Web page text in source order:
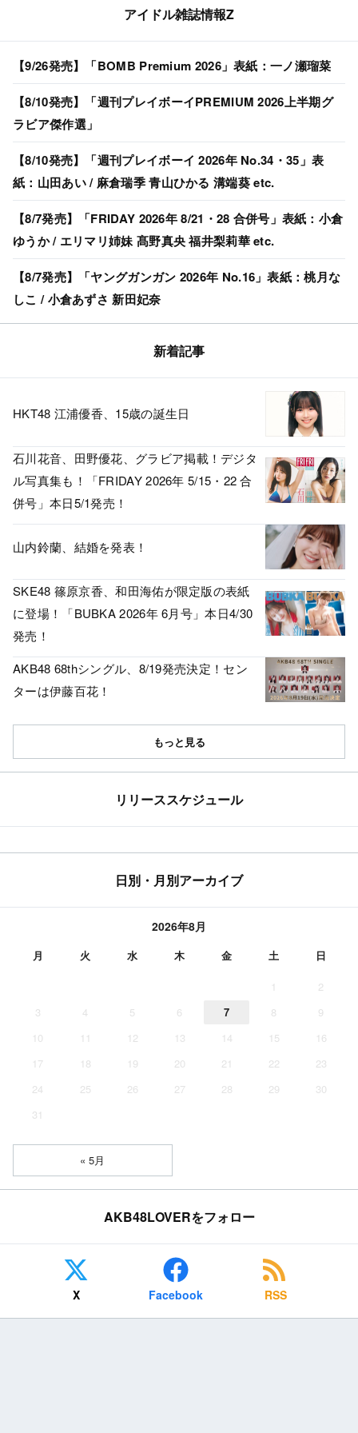
アイドル雑誌情報Z
【9/26発売】「BOMB Premium 2026」表紙：一ノ瀬瑠菜
【8/10発売】「週刊プレイボーイPREMIUM 2026上半期グ
ラビア傑作選」
【8/10発売】「週刊プレイボーイ 2026年 No.34・35」表
紙：山田あい / 麻倉瑞季 青山ひかる 溝端葵 etc.
【8/7発売】「FRIDAY 2026年 8/21・28 合併号」表紙：小倉
ゆうか / エリマリ姉妹 髙野真央 福井梨莉華 etc.
【8/7発売】「ヤングガンガン 2026年 No.16」表紙：桃月な
しこ / 小倉あずさ 新田妃奈
新着記事
HKT48 江浦優香、15歳の誕生日
石川花音、田野優花、グラビア掲載！デジタ
ル写真集も！「FRIDAY 2026年 5/15・22 合
併号」本日5/1発売！
山内鈴蘭、結婚を発表！
SKE48 篠原京香、和田海佑が限定版の表紙
に登場！「BUBKA 2026年 6月号」本日4/30
発売！
AKB48 68thシングル、8/19発売決定！セン
ターは伊藤百花！
もっと見る
リリーススケジュール
日別・月別アーカイブ
2026年8月
月 火 水 木 金 土 日
1
2
3
4 5 6 7 8
9
10
11 12 13 14 15
16
17
18 19 20 21 22
23
24
25 26 27 28 29
30
31
« 5月
AKB48LOVERをフォロー
X Facebook RSS